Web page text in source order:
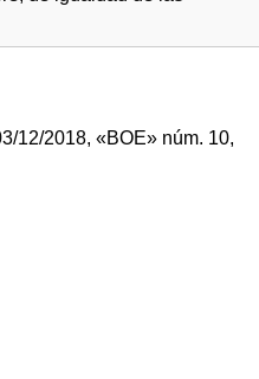
12/2018,«BOE» núm. 10,